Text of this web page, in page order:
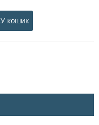
У кошик